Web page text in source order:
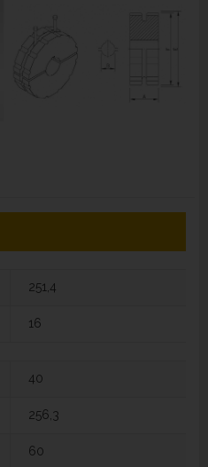
251,4
16
40
256,3
60